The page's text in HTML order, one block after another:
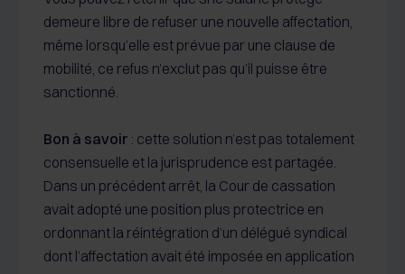
demeure libre de refuser une nouvelle affectation,
même lorsqu’elle est prévue par une clause de
mobilité, ce refus n’exclut pas qu’il puisse être
sanctionné.
Bon à savoir : cette solution n’est pas totalement
consensuelle et la jurisprudence est partagée.
Dans un précédent arrêt, la Cour de cassation
avait adopté une position plus protectrice en
ordonnant la réintégration d’un délégué syndical
dont l’affectation avait été imposée en application